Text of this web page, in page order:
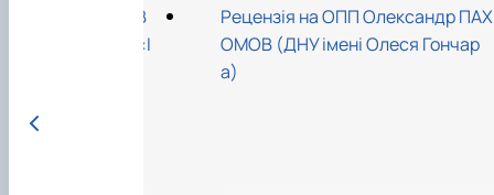
Тетяна ШУПОВ
(ДУ «І
Рецензія на ОПП Олександр ПАХ
ОМОВ (ДНУ імені Олеся Гончар
а)